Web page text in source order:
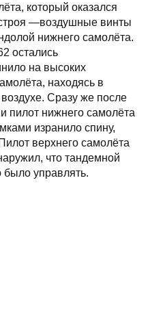
который оказался
—воздушные винты
нижнего самолёта.
остались
на высоких
находясь в
Сразу же после
пилот нижнего самолёта
изранило спину,
верхнего самолёта
что тандемной
было управлять.